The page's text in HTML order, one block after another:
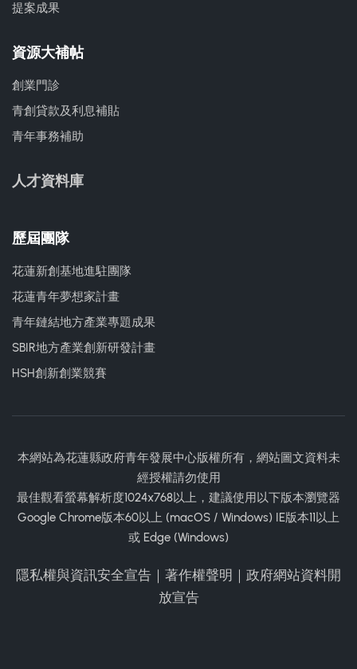
提案成果
資源大補帖
創業門診
青創貸款及利息補貼
青年事務補助
人才資料庫
歷屆團隊
花蓮新創基地進駐團隊
花蓮青年夢想家計畫
青年鏈結地方產業專題成果
SBIR地方產業創新研發計畫
HSH創新創業競賽
本網站為花蓮縣政府青年發展中心版權所有，網站圖文資料未
經授權請勿使用
最佳觀看螢幕解析度1024x768以上，建議使用以下版本瀏覽器
Google Chrome版本60以上 (macOS / Windows) IE版本11以上
或 Edge (Windows)
隱私權與資訊安全宣告 ｜ 著作權聲明 ｜ 政府網站資料開
放宣告